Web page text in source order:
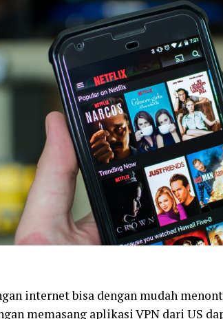
internet bisa dengan mudah
memasang aplikasi VPN dari US